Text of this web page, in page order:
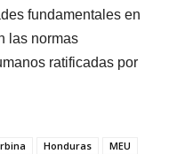
fundamentales en
las normas
ratificadas por
Honduras
MEU